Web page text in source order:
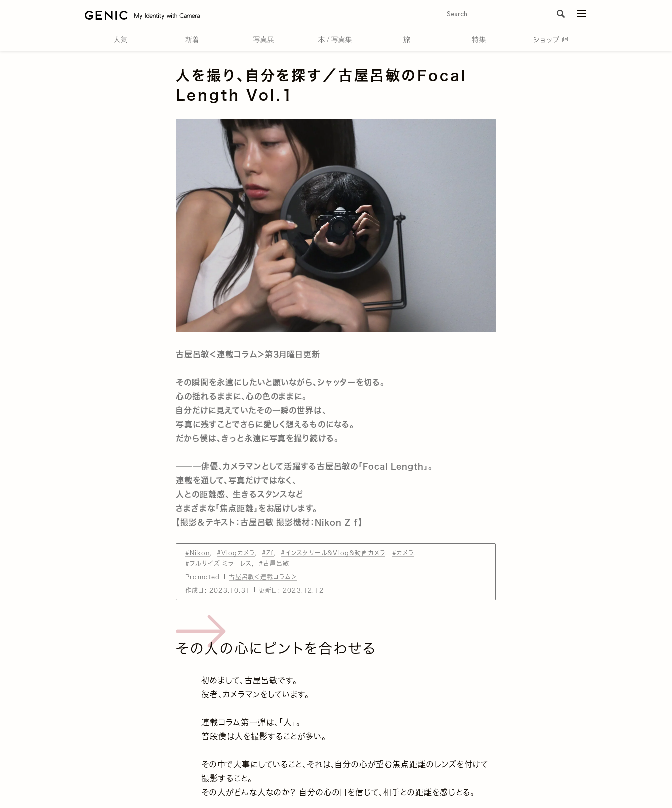
人を撮り、自分を探す／古屋呂敏のFocal
Length Vol.1
古屋呂敏＜連載コラム＞第3月曜日更新
その瞬間を永遠にしたいと願いながら、シャッターを切る。
心の揺れるままに、心の色のままに。
自分だけに見えていたその一瞬の世界は、
写真に残すことでさらに愛しく想えるものになる。
だから僕は、きっと永遠に写真を撮り続ける。
───俳優、カメラマンとして活躍する古屋呂敏の「Focal Length」。
連載を通して、写真だけではなく、
人との距離感、 生きるスタンスなど
さまざまな「焦点距離」をお届けします。
【撮影＆テキスト：古屋呂敏 撮影機材：Nikon Z f】
#Nikon #Vlogカメラ #Zf #インスタリール＆Vlog＆動画カメラ
#カメラ
#フルサイズ ミラーレス
#古屋呂敏
Promoted 古屋呂敏＜連載コラム＞
作成日: 2023.10.31 更新日: 2023.12.12
その人の心にピントを合わせる
初めまして、古屋呂敏です。
役者、カメラマンをしています。
連載コラム第一弾は、「人」。
普段僕は人を撮影することが多い。
その中で大事にしていること、それは、自分の心が望む焦点距離のレンズを付けて
撮影すること。
その人がどんな人なのか？ 自分の心の目を信じて、相手との距離を感じとる。